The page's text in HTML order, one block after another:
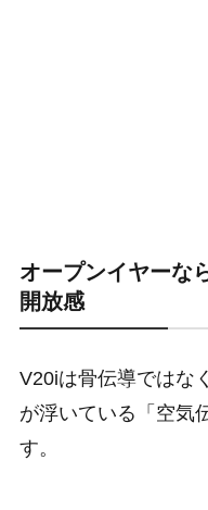
オープンイヤーな
開放感
V20iは骨伝導ではな
が浮いている「空気
す。